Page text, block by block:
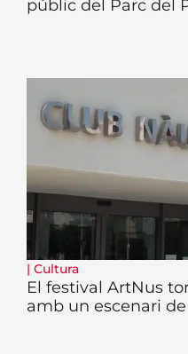
públic del Parc del
| Cultura
El festival ArtNus
amb un escenari